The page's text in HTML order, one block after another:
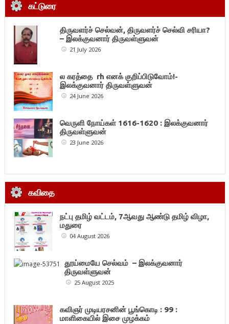
கட்டுரை
திருவளர்ச் செல்வன், திருவளர்ச் செல்வி சரியா?
– இலக்குவனார் திருவள்ளுவன்
21 July 2026
ல கரத்தை rh எனக் குறிப்பிடுவோம்!-
இலக்குவனார் திருவள்ளுவன்
24 June 2026
வெருளி நோய்கள் 1616-1620 : இலக்குவனார்
திருவள்ளுவன்
23 June 2026
கவிதை
நட்பு தமிழ் வட்டம், 7ஆவது ஆண்டு தமிழ் விழா,
மதுரை
04 August 2026
தூய்மையே செல்வம் – இலக்குவனார்
திருவள்ளுவன்
25 August 2025
கவிஞர் முடியரசனின் பூங்கொடி : 99 :
மாளிகையில் இசை முழக்கம்